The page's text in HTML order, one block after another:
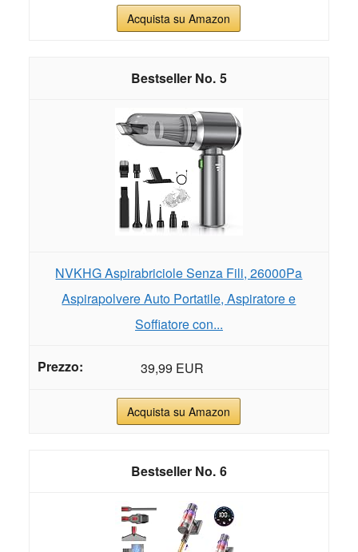
Acquista su Amazon
5
NVKHG Aspirabriciole Senza Fili, 26000Pa
Aspirapolvere Auto Portatile, Aspiratore e
Soffiatore con...
39,99 EUR
Acquista su Amazon
6